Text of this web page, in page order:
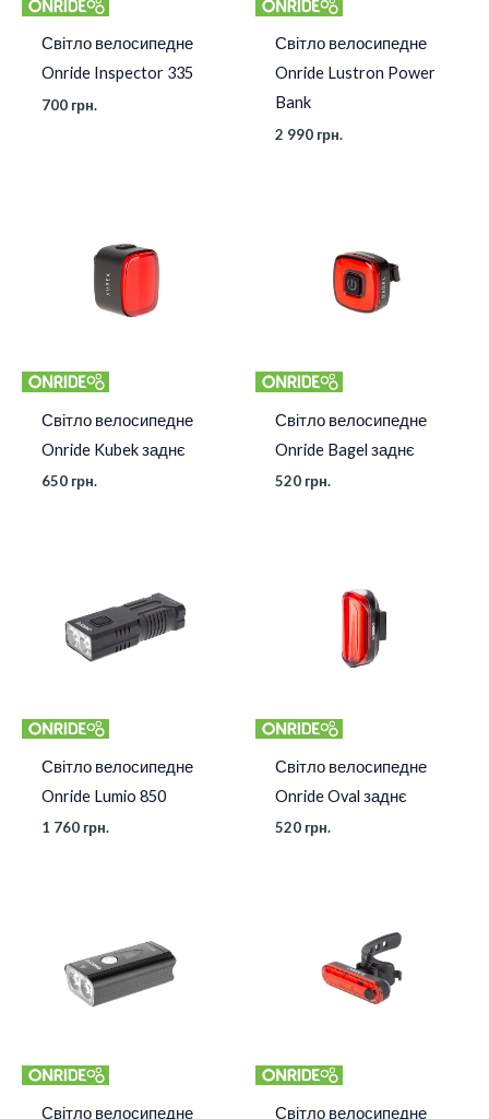
Світло велосипедне
Onride Inspector 335
700 грн.
Світло велосипедне
Onride Lustron Power
Bank
2 990 грн.
Світло велосипедне
Onride Kubek заднє
650 грн.
Світло велосипедне
Onride Bagel заднє
520 грн.
Світло велосипедне
Onride Lumio 850
1 760 грн.
Світло велосипедне
Onride Oval заднє
520 грн.
Світло велосипедне Світло велосипедне